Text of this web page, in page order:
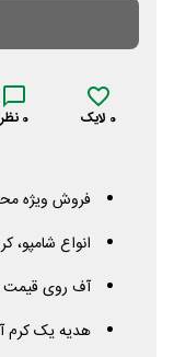
0 لایک 0 نظر
فروش ویژه
انواع شامپو،
آف روی قیمت
هدیه یک کرم